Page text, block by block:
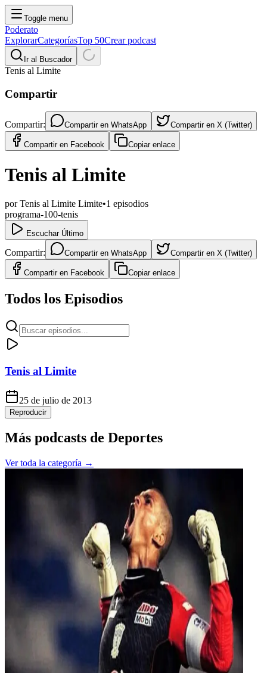
Toggle menu
Poderato
ExplorarCategoríasTop 50Crear podcast
Ir al Buscador
Tenis al Limite
Compartir
Compartir: Compartir en WhatsApp Compartir en X (Twitter)
Compartir en Facebook Copiar enlace
Tenis al Limite
porTenis al Limite Limite•1 episodios
programa-100-tenis
Escuchar Último
Compartir: Compartir en WhatsApp Compartir en X (Twitter)
Compartir en Facebook Copiar enlace
Todos los Episodios
Tenis al Limite
25 de julio de 2013
Reproducir
Más podcasts de Deportes
Ver toda la categoría →